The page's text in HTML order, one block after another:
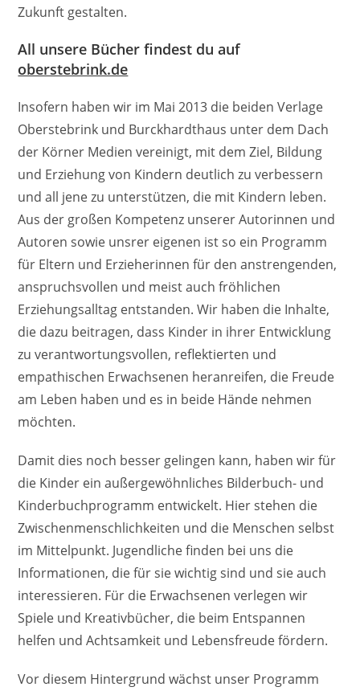
Zukunft gestalten.
All unsere Bücher findest du auf
oberstebrink.de
Insofern haben wir im Mai 2013 die beiden Verlage
Oberstebrink und Burckhardthaus unter dem Dach
der Körner Medien vereinigt, mit dem Ziel, Bildung
und Erziehung von Kindern deutlich zu verbessern
und all jene zu unterstützen, die mit Kindern leben.
Aus der großen Kompetenz unserer Autorinnen und
Autoren sowie unsrer eigenen ist so ein Programm
für Eltern und Erzieherinnen für den anstrengenden,
anspruchsvollen und meist auch fröhlichen
Erziehungsalltag entstanden. Wir haben die Inhalte,
die dazu beitragen, dass Kinder in ihrer Entwicklung
zu verantwortungsvollen, reflektierten und
empathischen Erwachsenen heranreifen, die Freude
am Leben haben und es in beide Hände nehmen
möchten.
Damit dies noch besser gelingen kann, haben wir für
die Kinder ein außergewöhnliches Bilderbuch- und
Kinderbuchprogramm entwickelt. Hier stehen die
Zwischenmenschlichkeiten und die Menschen selbst
im Mittelpunkt. Jugendliche finden bei uns die
Informationen, die für sie wichtig sind und sie auch
interessieren. Für die Erwachsenen verlegen wir
Spiele und Kreativbücher, die beim Entspannen
helfen und Achtsamkeit und Lebensfreude fördern.
Vor diesem Hintergrund wächst unser Programm